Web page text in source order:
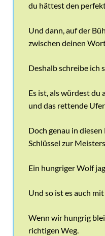
du hättest den
Und dann, auf der
zwischen deinen
Deshalb schreibe ich
Es ist, als würdest du
und das rettende
Doch genau in
Schlüssel zur
Ein hungriger Wolf
Und so ist es auch
Wenn wir hungrig
richtigen Weg.